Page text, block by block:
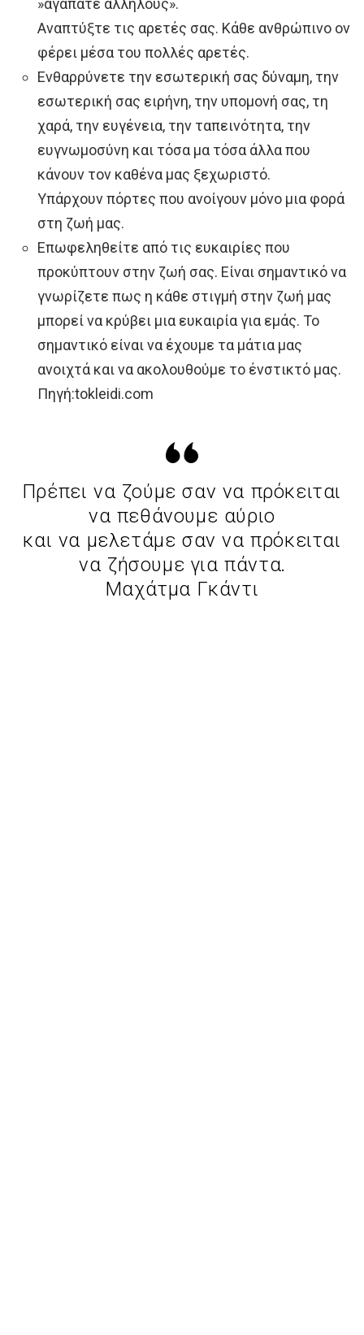
»αγαπάτε αλλήλους».
Αναπτύξτε τις αρετές σας. Κάθε ανθρώπινο ον
φέρει μέσα του πολλές αρετές.
Ενθαρρύνετε την εσωτερική σας δύναμη, την
εσωτερική σας ειρήνη, την υπομονή σας, τη
χαρά, την ευγένεια, την ταπεινότητα, την
ευγνωμοσύνη και τόσα μα τόσα άλλα που
κάνουν τον καθένα μας ξεχωριστό.
Υπάρχουν πόρτες που ανοίγουν μόνο μια φορά
στη ζωή μας.
Επωφεληθείτε από τις ευκαιρίες που
προκύπτουν στην ζωή σας. Είναι σημαντικό να
γνωρίζετε πως η κάθε στιγμή στην ζωή μας
μπορεί να κρύβει μια ευκαιρία για εμάς. Το
σημαντικό είναι να έχουμε τα μάτια μας
ανοιχτά και να ακολουθούμε το ένστικτό μας.
Πηγή:tokleidi.com
Πρέπει να ζούμε σαν να πρόκειται
να πεθάνουμε αύριο
και να μελετάμε σαν να πρόκειται
να ζήσουμε για πάντα.
Μαχάτμα Γκάντι